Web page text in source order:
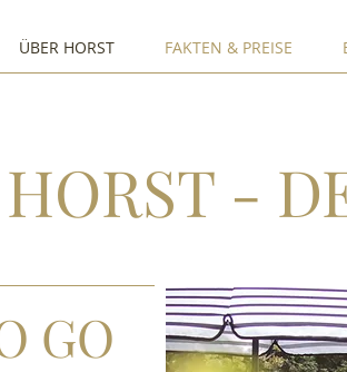
ÜBER HORST FAKTEN & PREISE
-
GO